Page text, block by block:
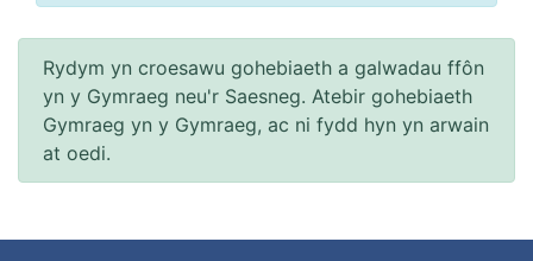
Rydym yn croesawu gohebiaeth a galwadau ffôn
yn y Gymraeg neu'r Saesneg. Atebir gohebiaeth
Gymraeg yn y Gymraeg, ac ni fydd hyn yn arwain
at oedi.